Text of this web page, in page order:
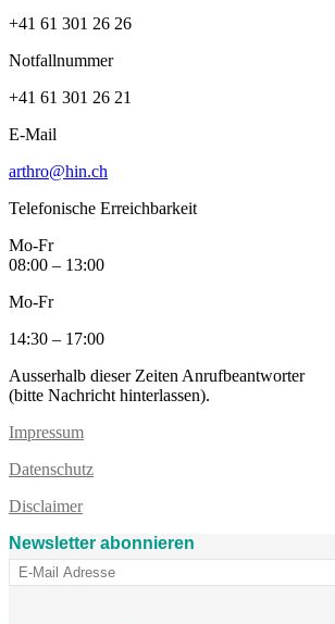
+41 61 301 26 26
Notfallnummer
+41 61 301 26 21
E-Mail
arthro@hin.ch
Telefonische Erreichbarkeit
Mo-Fr
08:00 – 13:00
Mo-Fr
14:30 – 17:00
Ausserhalb dieser Zeiten Anrufbeantworter
(bitte Nachricht hinterlassen).
Impressum
Datenschutz
Disclaimer
Newsletter abonnieren